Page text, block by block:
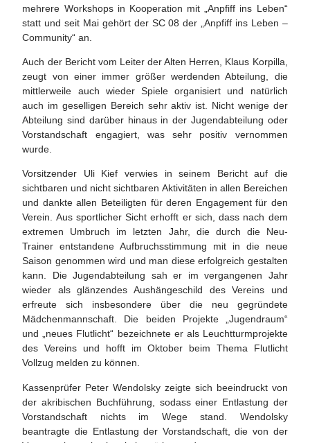
mehrere Workshops in Kooperation mit „Anpfiff ins Leben“
statt und seit Mai gehört der SC 08 der „Anpfiff ins Leben –
Community“ an.
Auch der Bericht vom Leiter der Alten Herren, Klaus Korpilla,
zeugt von einer immer größer werdenden Abteilung, die
mittlerweile auch wieder Spiele organisiert und natürlich
auch im geselligen Bereich sehr aktiv ist. Nicht wenige der
Abteilung sind darüber hinaus in der Jugendabteilung oder
Vorstandschaft engagiert, was sehr positiv vernommen
wurde.
Vorsitzender Uli Kief verwies in seinem Bericht auf die
sichtbaren und nicht sichtbaren Aktivitäten in allen Bereichen
und dankte allen Beteiligten für deren Engagement für den
Verein. Aus sportlicher Sicht erhofft er sich, dass nach dem
extremen Umbruch im letzten Jahr, die durch die Neu-
Trainer entstandene Aufbruchsstimmung mit in die neue
Saison genommen wird und man diese erfolgreich gestalten
kann. Die Jugendabteilung sah er im vergangenen Jahr
wieder als glänzendes Aushängeschild des Vereins und
erfreute sich insbesondere über die neu gegründete
Mädchenmannschaft. Die beiden Projekte „Jugendraum“
und „neues Flutlicht“ bezeichnete er als Leuchtturmprojekte
des Vereins und hofft im Oktober beim Thema Flutlicht
Vollzug melden zu können.
Kassenprüfer Peter Wendolsky zeigte sich beeindruckt von
der akribischen Buchführung, sodass einer Entlastung der
Vorstandschaft nichts im Wege stand. Wendolsky
beantragte die Entlastung der Vorstandschaft, die von der